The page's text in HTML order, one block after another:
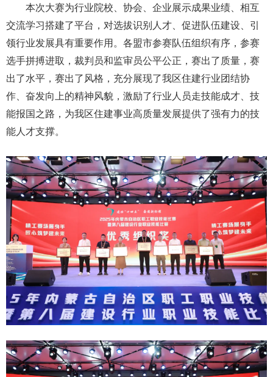
本次大赛为行业院校、协会、企业展示成果业绩、相互
交流学习搭建了平台，对选拔识别人才、促进队伍建设、引
领行业发展具有重要作用。各盟市参赛队伍组织有序，参赛
选手拼搏进取，裁判员和监审员公平公正，赛出了质量，赛
出了水平，赛出了风格，充分展现了我区住建行业团结协
作、奋发向上的精神风貌，激励了行业人员走技能成才、技
能报国之路，为我区住建事业高质量发展提供了强有力的技
能人才支撑。